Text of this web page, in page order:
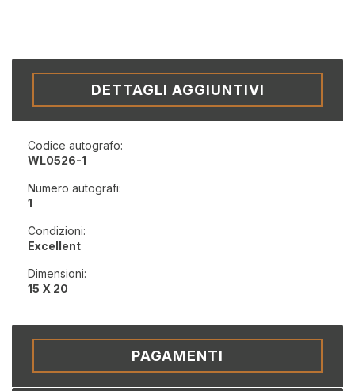
DETTAGLI AGGIUNTIVI
Codice autografo:
WL0526-1
Numero autografi:
1
Condizioni:
Excellent
Dimensioni:
15 X 20
PAGAMENTI